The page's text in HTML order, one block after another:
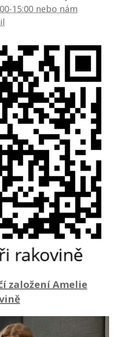
15:00 nebo nám
založení Amelie